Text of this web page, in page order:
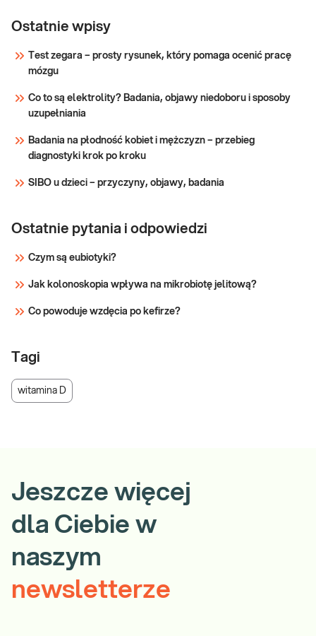
D3
25(OH)
witaminy D - witaminy 25(OH)D, przydatna w
przebiegu zaburzeń gospodarki wapniowo-
Sprawdź
Ostatnie wpisy
Test zegara – prosty rysunek, który pomaga ocenić pracę
mózgu
Co to są elektrolity? Badania, objawy niedoboru i sposoby
uzupełniania
Badania na płodność kobiet i mężczyzn – przebieg
diagnostyki krok po kroku
SIBO u dzieci – przyczyny, objawy, badania
Ostatnie pytania i odpowiedzi
Czym są eubiotyki?
Jak kolonoskopia wpływa na mikrobiotę jelitową?
Co powoduje wzdęcia po kefirze?
Tagi
witamina D
Jeszcze więcej
dla Ciebie w
naszym
newsletterze